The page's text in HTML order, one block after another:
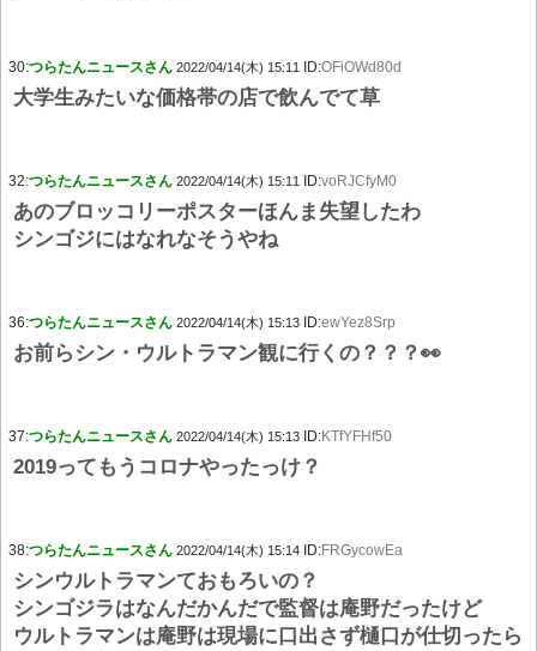
30:つらたんニュースさん 2022/04/14(木) 15:11 ID:OFiOWd80d
大学生みたいな価格帯の店で飲んでて草
32:つらたんニュースさん 2022/04/14(木) 15:11 ID:voRJCfyM0
あのブロッコリーポスターほんま失望したわ
シンゴジにはなれなそうやね
36:つらたんニュースさん 2022/04/14(木) 15:13 ID:ewYez8Srp
お前らシン・ウルトラマン観に行くの？？？👀
37:つらたんニュースさん 2022/04/14(木) 15:13 ID:KTfYFHf50
2019ってもうコロナやったっけ？
38:つらたんニュースさん 2022/04/14(木) 15:14 ID:FRGycowEa
シンウルトラマンておもろいの？
シンゴジラはなんだかんだで監督は庵野だったけど
ウルトラマンは庵野は現場に口出さず樋口が仕切ったら